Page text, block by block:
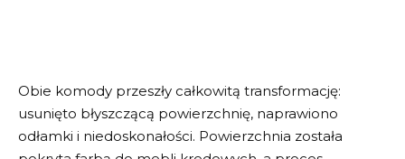
Obie komody przeszły całkowitą transformację:
usunięto błyszczącą powierzchnię, naprawiono
odłamki i niedoskonałości. Powierzchnia została